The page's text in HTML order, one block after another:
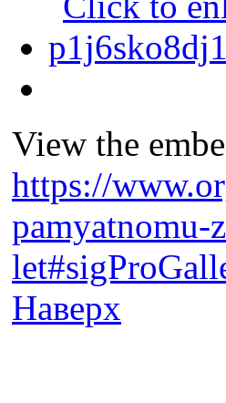
View the
https://
pamyatnomu-
Наверх